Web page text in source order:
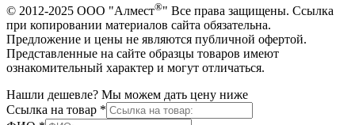
© 2012-2025 ООО "Алмест®" Все права защищены. Ссылка
при копировании материалов сайта обязательна.
Предложение и цены не являются публичной офертой.
Представленные на сайте образцы товаров имеют
ознакомительный характер и могут отличаться.
Нашли дешевле? Мы можем дать цену ниже
Ссылка на товар *